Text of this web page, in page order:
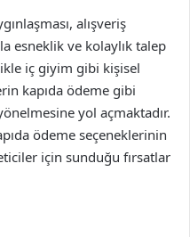
alışveriş
esneklik ve kolaylık talep
iç giyim gibi kişisel
kapıda ödeme gibi
yol açmaktadır.
ödeme seçeneklerinin
için sunduğu fırsatlar